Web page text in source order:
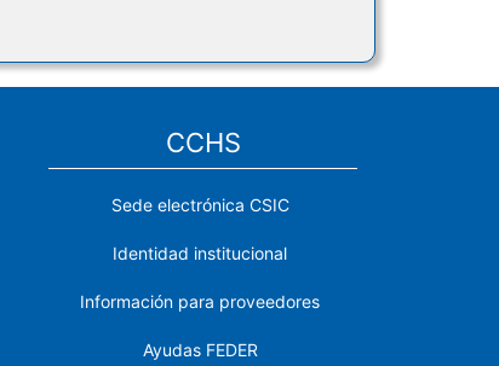
CCHS
Sede electrónica CSIC
Identidad institucional
Información para proveedores
Ayudas FEDER